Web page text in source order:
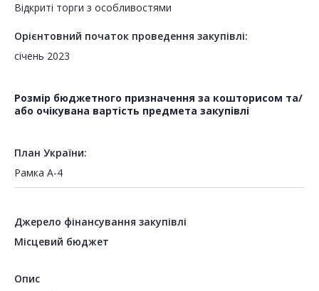
Відкриті торги з особливостями
Орієнтовний початок проведення закупівлі:
січень 2023
Розмір бюджетного призначення за кошторисом та/
або очікувана вартість предмета закупівлі
План України:
Рамка А-4
Джерело фінансування закупівлі
Місцевий бюджет
Опис